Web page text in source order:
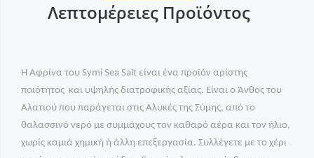
Λεπτομέρειες Προϊόντος
Η Αφρίνα του Symi Sea Salt είναι ένα προϊόν αρίστης
ποιότητος και υψηλής διατροφικής αξίας. Είναι ο Άνθος του
Αλατιού που παράγεται στις Αλυκές της Σύμης, από το
θαλασσινό νερό με συμμάχους τον καθαρό αέρα και τον ήλιο,
χωρίς καμιά χημική ή άλλη επεξεργασία. Συλλέγετε με το χέρι